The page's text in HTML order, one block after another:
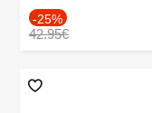
-25%
42.95€